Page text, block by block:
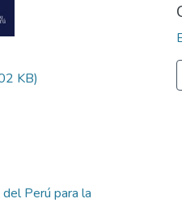
KB)
Perú para la